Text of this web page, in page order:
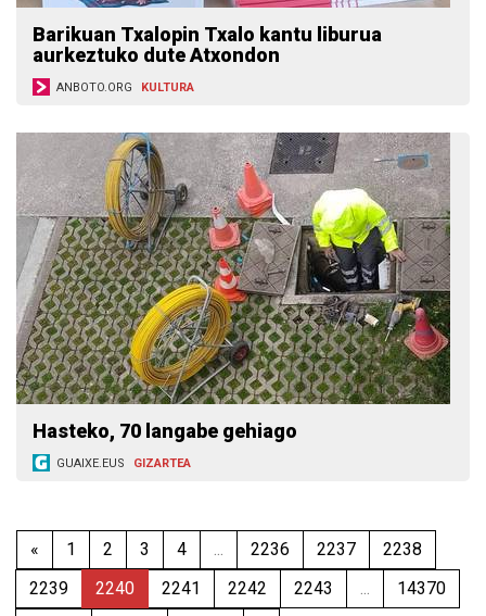
Barikuan Txalopin Txalo kantu liburua
aurkeztuko dute Atxondon
ANBOTO.ORG KULTURA
Hasteko, 70 langabe gehiago
GUAIXE.EUS GIZARTEA
« 1 2 3 4 ... 2236 2237
2238
2239
2240 2241 2242 2243 ...
14370